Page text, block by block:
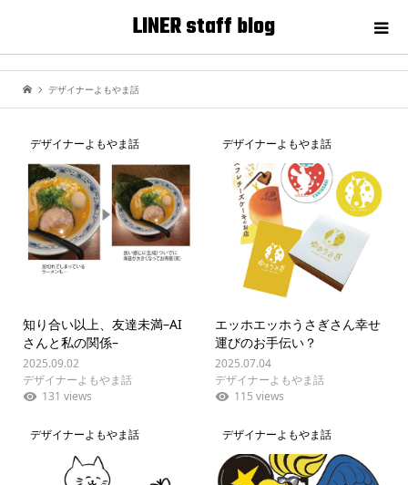
LINER staff blog
デザイナーよもやま話
デザイナーよもやま話
知り合い以上、友達未満–AI
さんと私の関係–
2025.09.02
デザイナーよもやま話
131 views
デザイナーよもやま話
エッホエッホうさぎさん幸せ
運びのお手伝い？
2025.07.04
デザイナーよもやま話
115 views
デザイナーよもやま話 デザイナーよもやま話